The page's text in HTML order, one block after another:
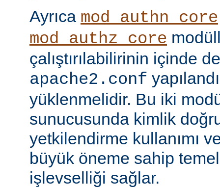
Ayrıca mod_authn_core
mod_authz_core
çalıştırılabilirinin içinde
apache2.conf
yüklenmelidir. Bu iki
sunucusunda kimlik
yetkilendirme kullanımı
büyük öneme sahip
işlevselliği sağlar.